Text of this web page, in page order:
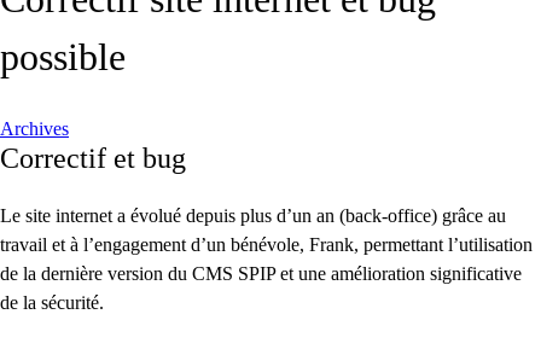
possible
Archives
Correctif et bug
Le site internet a évolué depuis plus d’un an (back-office) grâce au
travail et à l’engagement d’un bénévole, Frank, permettant l’utilisation
de la dernière version du CMS SPIP et une amélioration significative
de la sécurité.